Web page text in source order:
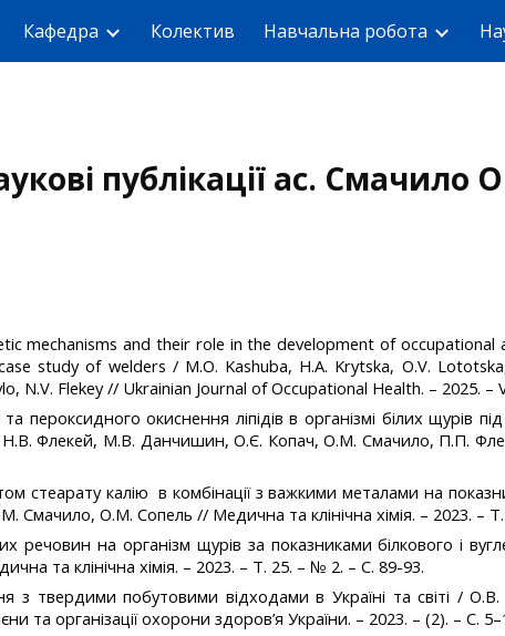
Skip to main content Skip to
Кафедра Колектив Навчальна робота
публікації ас. Смачило
mechanisms and their role in the development of
study of welders / M.O. Kashuba, H.A. Krytska, O.V. Lototska,
N.V. Flekey // Ukrainian Journal of Occupational Health. – 2025.
пероксидного окиснення ліпідів в організмі білих щурів
Н.В. Флекей, М.В. Данчишин, О.Є. Копач, О.М. Смачило, П.П.
стеарату калію в комбінації з важкими металами на
О.М. Сопель // Медична та клінічна хімія. – 2023. –
речовин на організм щурів за показниками білкового і
та клінічна хімія. – 2023. – Т. 25. – № 2. – С. 89-93.
з твердими побутовими відходами в Україні та світі /
та організації охорони здоров’я України. – 2023. – (2). – С.